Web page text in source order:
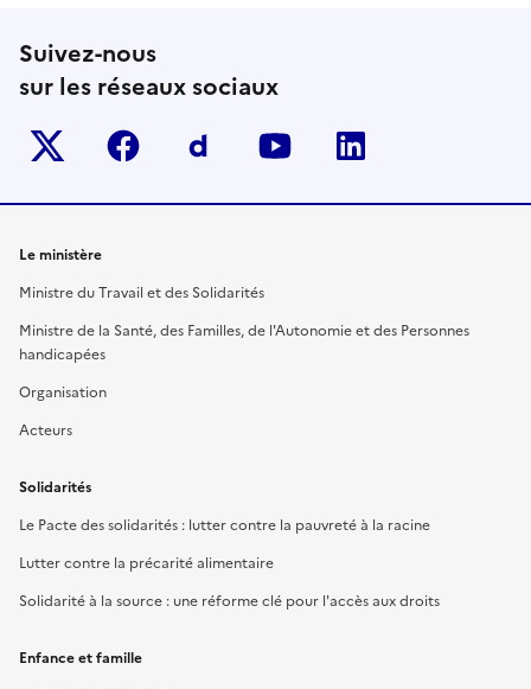
Suivez-nous
sur les réseaux sociaux
Twitter-x facebook Dailymotion
youtube
Le ministère
Ministre du Travail et des Solidarités
Ministre de la Santé, des Familles, de l'Autonomie et des Personnes
handicapées
Organisation
Acteurs
Solidarités
Le Pacte des solidarités : lutter contre la pauvreté à la racine
Lutter contre la précarité alimentaire
Solidarité à la source : une réforme clé pour l'accès aux droits
Enfance et famille